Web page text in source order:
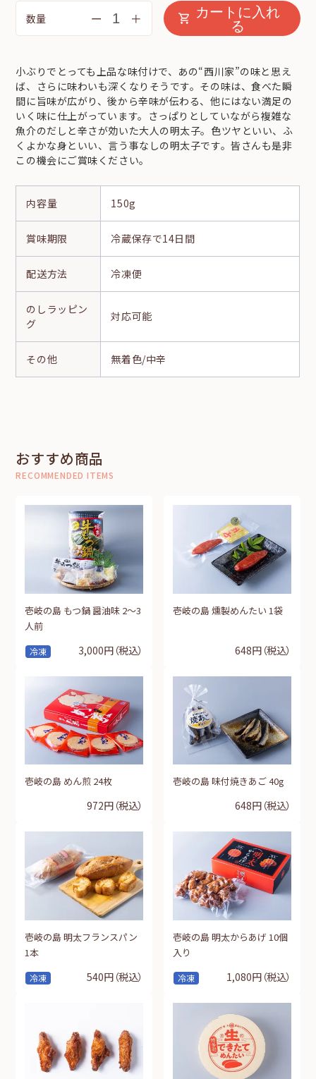
数量 ー ＋ カートに入れ
る
小ぶりでとっても上品な味付けで、あの“西川家”の味と思え
ば、さらに味わいも深くなりそうです。その味は、食べた瞬
間に旨味が広がり、後から辛味が伝わる、他にはない満足の
いく味に仕上がっています。さっぱりとしていながら複雑な
魚介のだしと辛さが効いた大人の明太子。色ツヤといい、ふ
くよかな身といい、言う事なしの明太子です。皆さんも是非
この機会にご賞味ください。
内容量 150g
賞味期限 冷蔵保存で14日間
配送方法 冷凍便
のし ラッピン
グ
対応可能
その他 無着色/中辛
おすすめ商品
RECOMMENDED ITEMS
冷凍
壱岐の島 もつ鍋 醤油味 2～3
人前
3,000円（税込）
壱岐の島 燻製めんたい 1袋
648円（税込）
壱岐の島 めん煎 24枚
972円（税込）
壱岐の島 味付焼きあご 40g
648円（税込）
冷凍
壱岐の島 明太フランスパン
1本
540円（税込） 冷凍
壱岐の島 明太からあげ 10個
入り
1,080円（税込）